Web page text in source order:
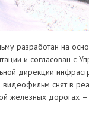
разработан на
и согласован с
дирекции
снят в
железных дорогах